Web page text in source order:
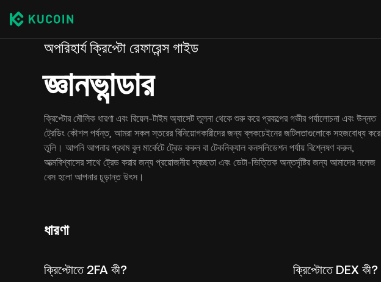
অপরিহার্য ক্রিপ্টো রেফারেন্স গাইড
জ্ঞানভান্ডার
ক্রিপ্টোর মৌলিক ধারণা এবং রিয়েল-টাইম অ্যাসেট তুলনা থেকে শুরু করে প্রকল্পের গভীর পর্যালোচনা এবং উন্নত
ট্রেডিং কৌশল পর্যন্ত, আমরা সকল স্তরের বিনিয়োগকারীদের জন্য ব্লকচেইনের জটিলতাগুলোকে সহজবোধ্য করে
তুলি। আপনি আপনার প্রথম বুল মার্কেটে ট্রেড করুন বা টেকনিক্যাল কনসলিডেশন পর্যায় বিশ্লেষণ করুন,
আত্মবিশ্বাসের সাথে ট্রেড করার জন্য প্রয়োজনীয় স্বচ্ছতা এবং ডেটা-ভিত্তিক অন্তর্দৃষ্টির জন্য আমাদের নলেজ
বেস হলো আপনার চূড়ান্ত উৎস।
ধারণা
ক্রিপ্টোতে 2FA কী? ক্রিপ্টোতে DEX কী?